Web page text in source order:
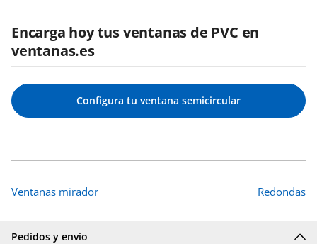
Encarga hoy tus ventanas de PVC en
ventanas.es
Configura tu ventana semicircular
Ventanas mirador Redondas
Pedidos y envío